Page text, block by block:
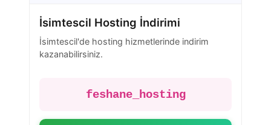
İsimtescil Hosting İndirimi
İsimtescil'de hosting hizmetlerinde indirim
kazanabilirsiniz.
feshane_hosting